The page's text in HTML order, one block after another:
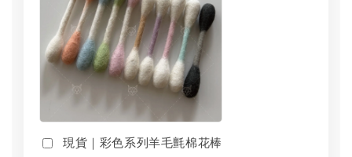
現貨｜彩色系列羊毛氈棉花棒